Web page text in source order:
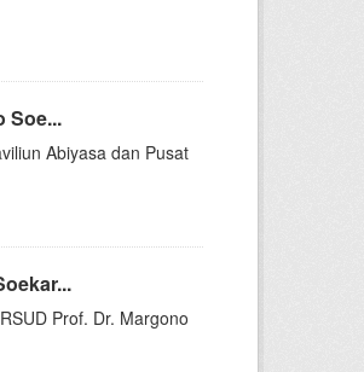
Soe...
Abiyasa dan Pusat
Prof. Dr. Margono